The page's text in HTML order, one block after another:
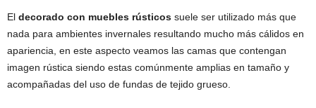
El decorado con muebles rústicos suele ser utilizado más que
nada para ambientes invernales resultando mucho más cálidos en
apariencia, en este aspecto veamos las camas que contengan
imagen rústica siendo estas comúnmente amplias en tamaño y
acompañadas del uso de fundas de tejido grueso.